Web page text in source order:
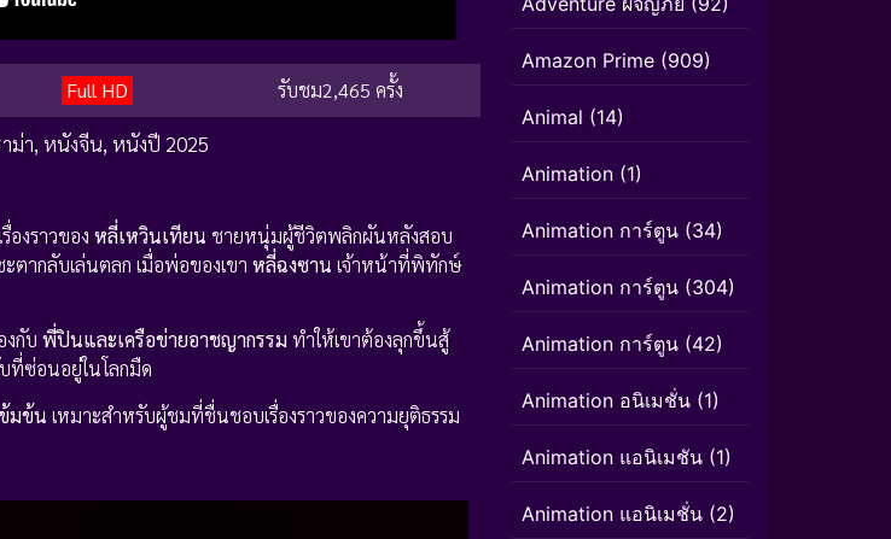
Full HD รับชม2,465 ครั้ง
ม่า, หนังจีน, หนังปี 2025
รื่องราวของ หลี่เหวินเทียน ชายหนุ่มผู้ชีวิตพลิกผันหลังสอบ
ตากลับเล่นตลก เมื่อพ่อของเขา หลี่ฉงซาน เจ้าหน้าที่พิทักษ์
งกับ พี่ปินและเครือข่ายอาชญากรรม ทำให้เขาต้องลุกขึ้นสู้
ที่ซ่อนอยู่ในโลกมืด
มข้น เหมาะสำหรับผู้ชมที่ชื่นชอบเรื่องราวของความยุติธรรม
Amazon Prime (909)
Animal (14)
Animation (1)
Animation การ์ตูน (34)
Animation การ์ตูน (304)
Animation การ์ตูน (42)
Animation อนิเมชั่น (1)
Animation แอนิเมชัน (1)
Animation แอนิเมชั่น (2)